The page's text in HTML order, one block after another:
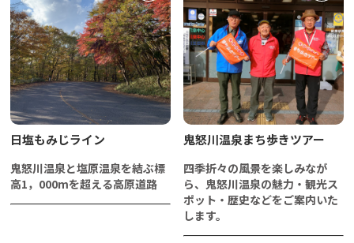
日塩もみじライン
鬼怒川温泉と塩原温泉を結ぶ標
高1，000mを超える高原道路
鬼怒川温泉まち歩きツアー
四季折々の風景を楽しみなが
ら、鬼怒川温泉の魅力・観光ス
ポット・歴史などをご案内いた
します。